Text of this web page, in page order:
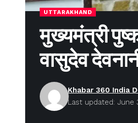
UTTARAKHAND
मुख्यमंत्री
वासुदेव
Last updated: June
Khabar 360 India